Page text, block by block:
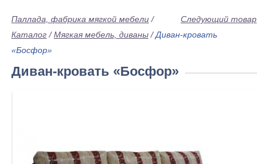
Следующий товар
Паллада, фабрика мягкой мебели /
Каталог /Мягкая мебель, диваны /Диван-кровать
«Босфор»
Диван-кровать «Босфор»